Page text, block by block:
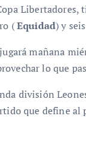
(Equidad) y
mañana
lo que
división
que define al